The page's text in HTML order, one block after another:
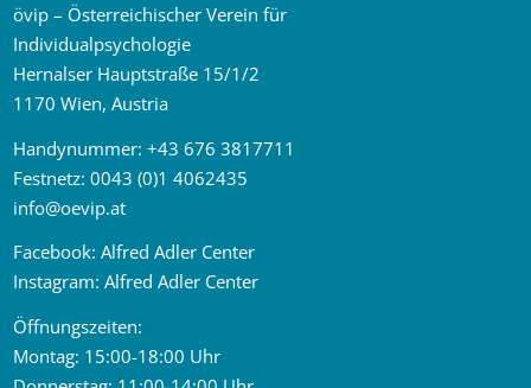
övip – Österreichischer Verein für
Individualpsychologie
Hernalser Hauptstraße 15/1/2
1170 Wien, Austria
Handynummer:+43 676 3817711
Festnetz:0043 (0)1 4062435
info@oevip.at
Facebook:Alfred Adler Center
Instagram: Alfred Adler Center
Öffnungszeiten:
Montag: 15:00-18:00 Uhr